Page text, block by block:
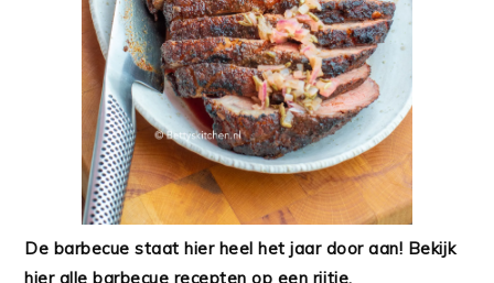
De barbecue staat hier heel het jaar door aan! Bekijk
hier alle barbecue recepten op een rijtje.